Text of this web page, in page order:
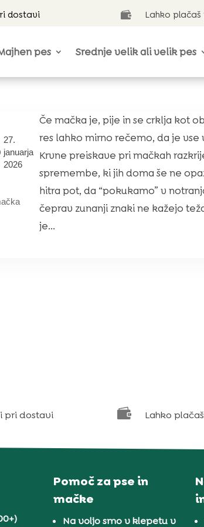
dostavi  Lahko
pes Srednje velik ali velik pes
27.
januarja
2026
Če mačka je, pije in se crklja kot
res lahko mirno rečemo, da je vse
Krvne preiskave pri mačkah
spremembe, ki jih doma še ne
hitra pot, da “pokukamo” v
čeprav zunanji znaki ne kažejo
je...
pri dostavi  Lahko
Pomoč za pse in
mačke
Na voljo smo v klepetu v